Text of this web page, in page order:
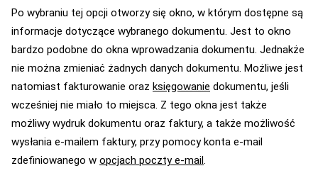
Po wybraniu tej opcji otworzy się okno, w którym dostępne są
informacje dotyczące wybranego dokumentu. Jest to okno
bardzo podobne do okna wprowadzania dokumentu. Jednakże
nie można zmieniać żadnych danych dokumentu. Możliwe jest
natomiast fakturowanie oraz księgowanie dokumentu, jeśli
wcześniej nie miało to miejsca. Z tego okna jest także
możliwy wydruk dokumentu oraz faktury, a także możliwość
wysłania e-mailem faktury, przy pomocy konta e-mail
zdefiniowanego w opcjach poczty e-mail.